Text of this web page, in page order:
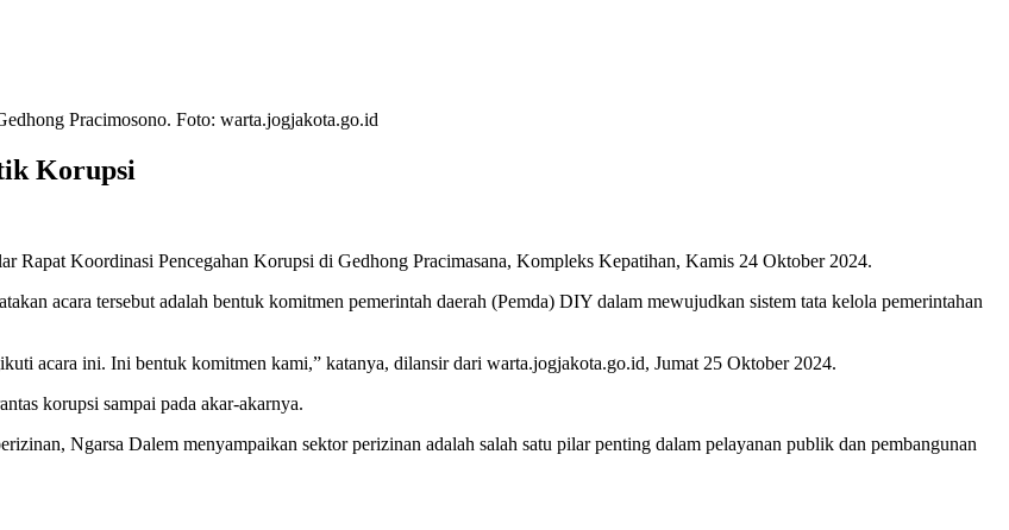
Pracimosono. Foto: warta.jogjakota.go.id
Korupsi
Rapat Koordinasi Pencegahan Korupsi di Gedhong Pracimasana, Kompleks Kepatihan, Kamis 24 Oktober 2024.
acara tersebut adalah bentuk komitmen pemerintah daerah (Pemda) DIY dalam mewujudkan sistem tata kelola pemerintahan
acara ini. Ini bentuk komitmen kami,” katanya, dilansir dari warta.jogjakota.go.id, Jumat 25 Oktober 2024.
korupsi sampai pada akar-akarnya.
Ngarsa Dalem menyampaikan sektor perizinan adalah salah satu pilar penting dalam pelayanan publik dan pembangunan